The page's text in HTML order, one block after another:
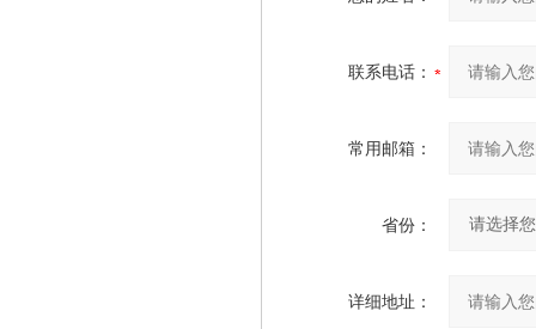
联系电话：
常用邮箱：
省份：
详细地址：